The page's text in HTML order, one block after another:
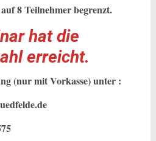
8 Teilnehmer begrenzt.
hat die
erreicht.
(nur mit Vorkasse) unter :